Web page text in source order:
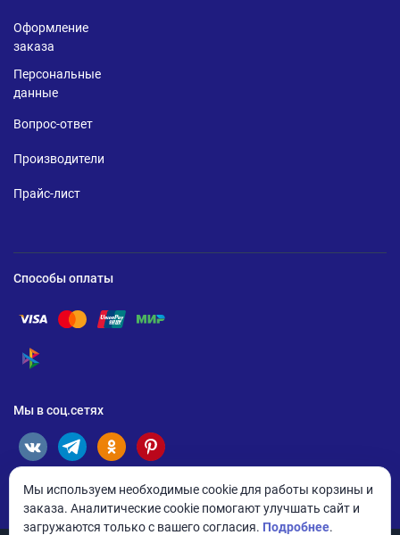
Оформление
заказа
Персональные
данные
Вопрос-ответ
Производители
Прайс-лист
Способы оплаты
Помощь по оплате Visa
Помощь по оплате Mastercard
Помощь по оплате UnionPay
Помощь по оплате Мир
Помощь по оплате СБП
Мы в соц.сетях
Мы используем необходимые cookie для работы корзины и
заказа. Аналитические cookie помогают улучшать сайт и
загружаются только с вашего согласия. Подробнее.